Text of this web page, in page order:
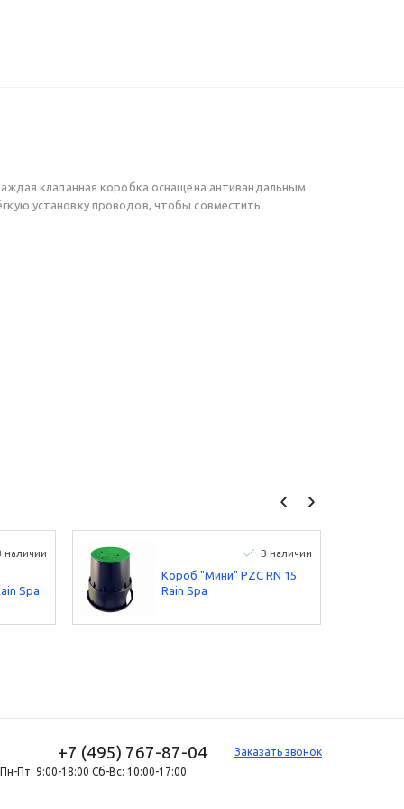
клапанная коробка оснащена антивандальным
установку проводов, чтобы совместить
наличии
Spa
В наличии
Короб "Мини" PZC RN 15
Rain Spa
+7 (495) 767-87-04
Заказать звонок
Пн-Пт: 9:00-18:00 Сб-Вс: 10:00-17:00